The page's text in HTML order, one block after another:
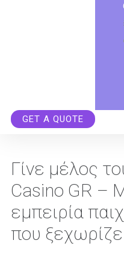
GET A QUOTE
Γίνε μέλος
Casino GR –
εμπειρία
που